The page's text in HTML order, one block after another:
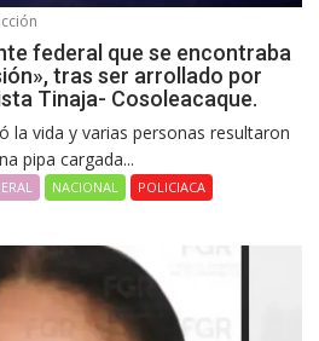
federal que se encontraba
tras ser arrollado por
Tinaja- Cosoleacaque.
la vida y varias personas resultaron
pipa cargada...
NACIONAL
POLICIACA